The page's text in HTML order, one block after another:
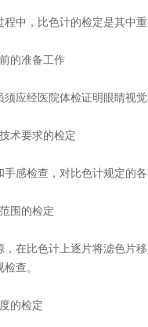
，比色计的检定是其中重
准备工作
经医院体检证明眼睛视觉
要求的检定
检查，对比色计规定的各
的检定
比色计上逐片将滤色片移
查。
的检定